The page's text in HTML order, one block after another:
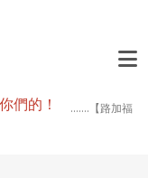
們的！
.......【路加福